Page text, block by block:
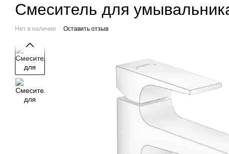
Смеситель для
Нет в наличии Оставить отзыв